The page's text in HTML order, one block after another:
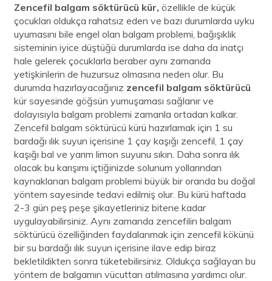
Zencefil balgam söktürücü kür, özellikle de küçük
çocukları oldukça rahatsız eden ve bazı durumlarda uyku
uyumasını bile engel olan balgam problemi, bağışıklık
sisteminin iyice düştüğü durumlarda ise daha da inatçı
hale gelerek çocuklarla beraber aynı zamanda
yetişkinlerin de huzursuz olmasına neden olur. Bu
durumda hazırlayacağınız zencefil balgam söktürücü
kür sayesinde göğsün yumuşaması sağlanır ve
dolayısıyla balgam problemi zamanla ortadan kalkar.
Zencefil balgam söktürücü kürü hazırlamak için 1 su
bardağı ılık suyun içerisine 1 çay kaşığı zencefil, 1 çay
kaşığı bal ve yarım limon suyunu sıkın. Daha sonra ılık
olacak bu karışımı içtiğinizde solunum yollarından
kaynaklanan balgam problemi büyük bir oranda bu doğal
yöntem sayesinde tedavi edilmiş olur. Bu kürü haftada
2-3 gün peş peşe şikayetleriniz bitene kadar
uygulayabilirsiniz. Aynı zamanda zencefilin balgam
söktürücü özelliğinden faydalanmak için zencefil kökünü
bir su bardağı ılık suyun içerisine ilave edip biraz
bekletildikten sonra tüketebilirsiniz. Oldukça sağlayan bu
yöntem de balgamın vücuttan atılmasına yardımcı olur.